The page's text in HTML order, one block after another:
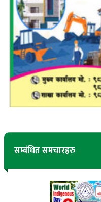
सम्बंधित समचारहरु